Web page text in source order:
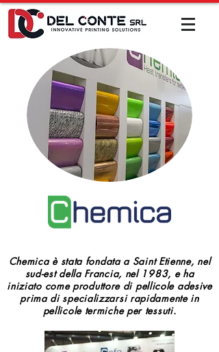
Chemica è stata fondata a Saint Etienne, nel
sud-est della Francia, nel 1983, e ha
iniziato come produttore di pellicole adesive
prima di specializzarsi rapidamente in
pellicole termiche per tessuti.